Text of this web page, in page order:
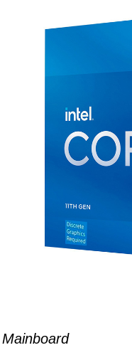
Mainboard